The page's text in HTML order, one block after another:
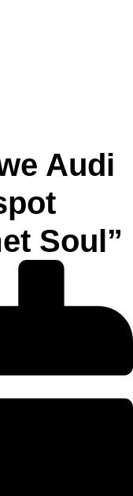
Audi
Soul”